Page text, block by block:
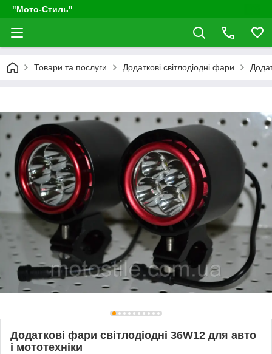
"Мото-Стиль"
Товари та послуги Додаткові світлодіодні фари
Додаткові фари світлодіодні 36W12 для авто
і мототехніки